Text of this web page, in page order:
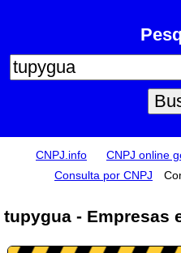
CNPJ.info CNPJ online
Consulta por CNPJ
tupygua - Empresas